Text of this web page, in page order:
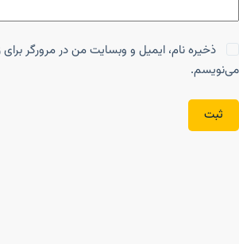
ذخیره نام، ایمیل و وبسایت من در مرورگر برای
می‌نویسم.
ثبت